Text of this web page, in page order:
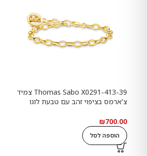
Thomas Sabo X0291-413-39 צמיד
צ'ארמס בציפוי זהב עם טבעת לוגו
₪700.00
הוספה לסל